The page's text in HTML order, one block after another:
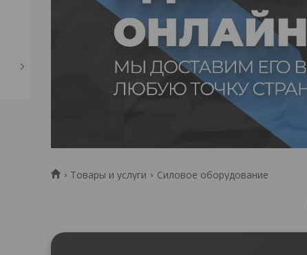
Товары и услуги Силовое оборудование